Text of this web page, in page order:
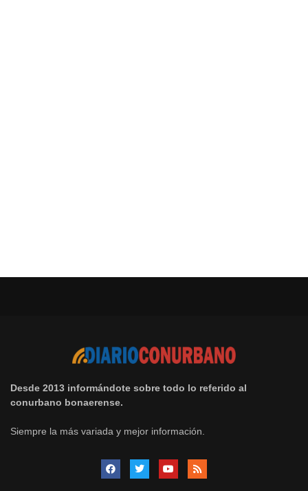
Desde 2013 informándote sobre todo lo referido al
conurbano bonaerense.
Siempre la más variada y mejor información.